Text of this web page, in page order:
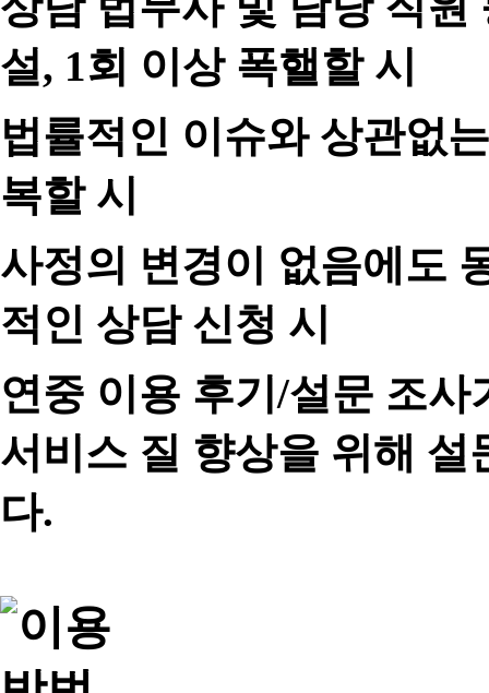
설, 1회 이상 폭핼할 시
법률적인 이슈와 상관없
복할 시
사정의 변경이 없음에도
적인 상담 신청 시
연중 이용 후기/설문 조
서비스 질 향상을 위해
다.